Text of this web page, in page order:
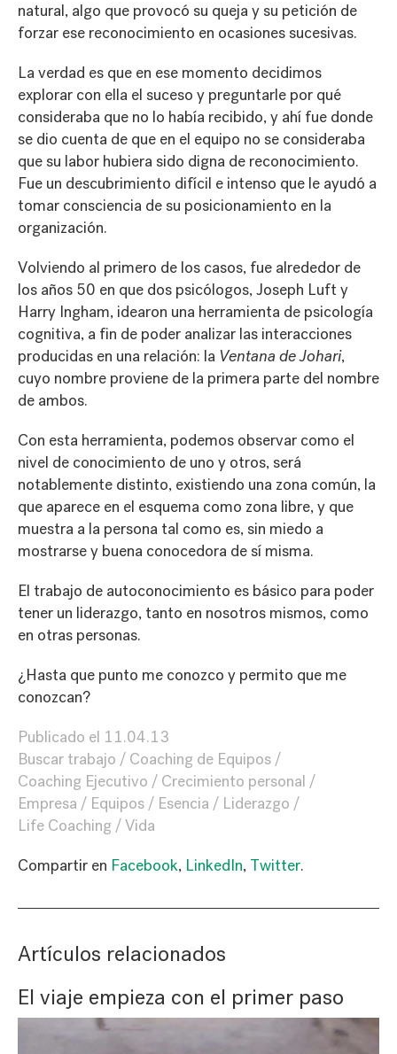
natural, algo que provocó su queja y su petición de
forzar ese reconocimiento en ocasiones sucesivas.
La verdad es que en ese momento decidimos
explorar con ella el suceso y preguntarle por qué
consideraba que no lo había recibido, y ahí fue donde
se dio cuenta de que en el equipo no se consideraba
que su labor hubiera sido digna de reconocimiento.
Fue un descubrimiento difícil e intenso que le ayudó a
tomar consciencia de su posicionamiento en la
organización.
Volviendo al primero de los casos, fue alrededor de
los años 50 en que dos psicólogos, Joseph Luft y
Harry Ingham, idearon una herramienta de psicología
cognitiva, a fin de poder analizar las interacciones
producidas en una relación: la Ventana de Johari,
cuyo nombre proviene de la primera parte del nombre
de ambos.
Con esta herramienta, podemos observar como el
nivel de conocimiento de uno y otros, será
notablemente distinto, existiendo una zona común, la
que aparece en el esquema como zona libre, y que
muestra a la persona tal como es, sin miedo a
mostrarse y buena conocedora de sí misma.
El trabajo de autoconocimiento es básico para poder
tener un liderazgo, tanto en nosotros mismos, como
en otras personas.
¿Hasta que punto me conozco y permito que me
conozcan?
Publicado el 11.04.13
Buscar trabajo
Coaching de Equipos
Coaching Ejecutivo
Crecimiento personal
Empresa
Equipos Esencia
Liderazgo
Life Coaching
Vida
Compartir en Facebook, LinkedIn, Twitter.
Artículos relacionados
El viaje empieza con el primer paso